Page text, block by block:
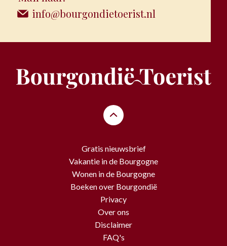
info@bourgondietoerist.nl
Gratis nieuwsbrief
Vakantie in de Bourgogne
Wonen in de Bourgogne
Boeken over Bourgondië
Privacy
Over ons
Disclaimer
FAQ's